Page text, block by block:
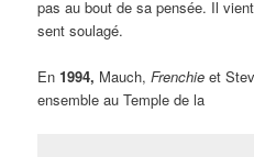
pas au bout de sa pensée. Il
sent soulagé.
En1994, Mauch,Frenchie et
ensemble au Temple de la